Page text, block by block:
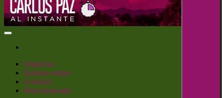
Empresas
Quienes somos
Contacto
Nota destacada